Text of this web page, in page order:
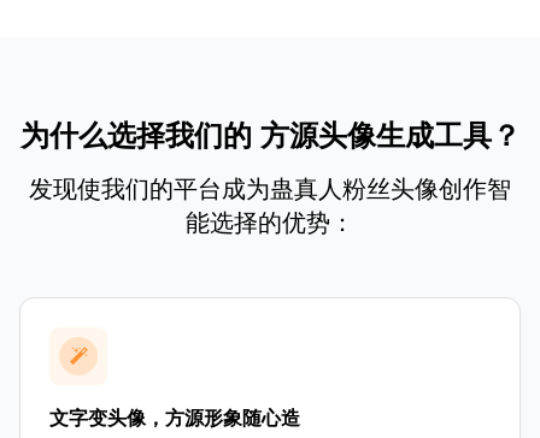
为什么选择我们的 方源头像生成工具？
发现使我们的平台成为蛊真人粉丝头像创作智
能选择的优势：
文字变头像，方源形象随心造